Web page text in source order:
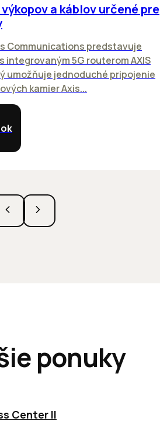
a káblov určené pre
Communications predstavuje
integrovaným 5G routerom AXIS
umožňuje jednoduché pripojenie
kamier Axis...
ponuky
Center II